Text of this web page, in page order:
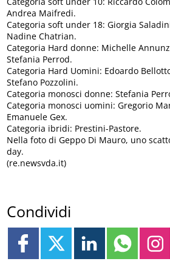
Andrea Maifredi.
Categoria soft under 18: Giorgia
Nadine Chatrian.
Categoria Hard donne: Michelle
Stefania Perrod.
Categoria Hard Uomini: Edoardo
Stefano Pozzolini.
Categoria monosci donne: Stefania
Categoria monosci uomini: Gregorio
Emanuele Gex.
Categoria ibridi: Prestini-Pastore.
Nella foto di Geppo Di Mauro, uno
day.
(re.newsvda.it)
Condividi